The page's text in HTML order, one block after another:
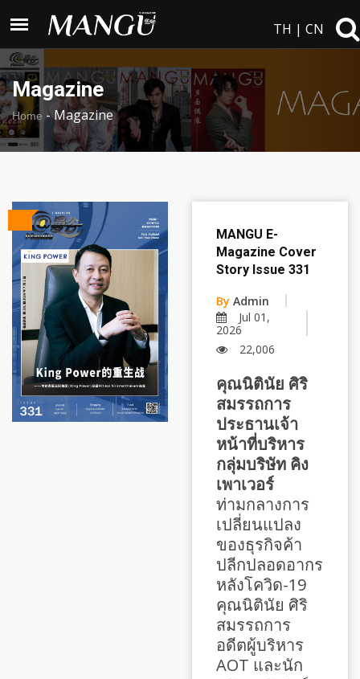
TH | CN
Magazine
Home - Magazine
MANGU E-
Magazine Cover
Story Issue 331
By Admin
Jul 01,
2026
22,006
คุณนิตินัย ศิริ
สมรรถการ
ประธานเจ้า
หน้าที่บริหาร
กลุ่มบริษัท คิง
เพาเวอร์
ท่ามกลางการ
เปลี่ยนแปลง
ของธุรกิจค้า
ปลีกปลอดอากร
หลังโควิด-19
คุณนิตินัย ศิริ
สมรรถการ
อดีตผู้บริหาร
AOT และนัก